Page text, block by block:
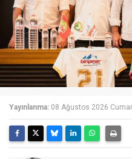
Yayınlanma: 08 Ağustos 2026